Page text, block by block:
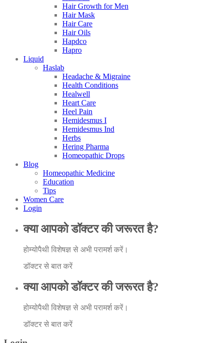
Hair Growth for Men
Hair Mask
Hair Care
Hair Oils
Hapdco
Hapro
Liquid
Haslab
Headache & Migraine
Health Conditions
Healwell
Heart Care
Heel Pain
Hemidesmus I
Hemidesmus Ind
Herbs
Hering Pharma
Homeopathic Drops
Blog
Homeopathic Medicine
Education
Tips
Women Care
Login
क्या आपको डॉक्टर की जरूरत है?
होम्योपैथी विशेषज्ञ से अभी परामर्श करें।
डॉक्टर से बात करें
क्या आपको डॉक्टर की जरूरत है?
होम्योपैथी विशेषज्ञ से अभी परामर्श करें।
डॉक्टर से बात करें